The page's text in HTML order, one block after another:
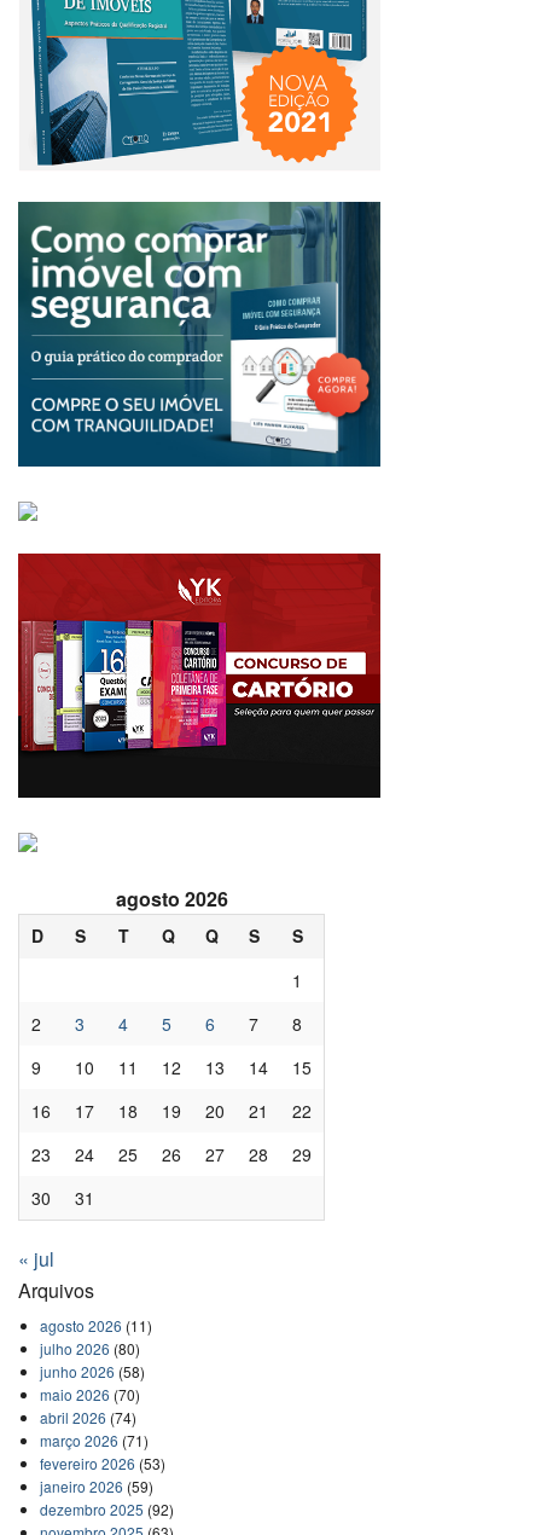
agosto 2026
D S T Q Q S
S
1
2
3 4 5 6 7
8
9
10 11 12 13 14
15
16
17 18 19 20 21
22
23
24 25 26 27 28
29
30
31
« jul
Arquivos
agosto 2026 (11)
julho 2026 (80)
junho 2026 (58)
maio 2026 (70)
abril 2026 (74)
março 2026 (71)
fevereiro 2026 (53)
janeiro 2026 (59)
dezembro 2025 (92)